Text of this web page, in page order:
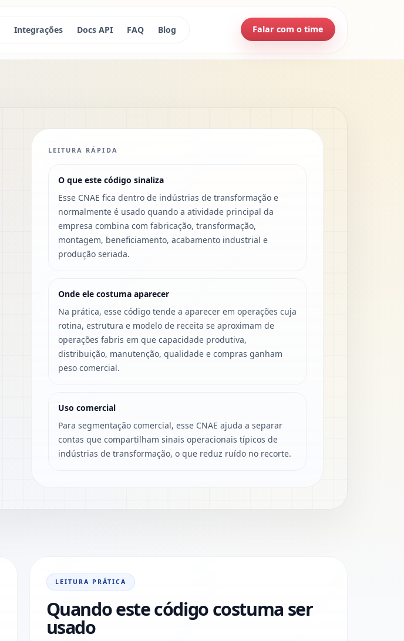
Integrações Docs API FAQ Blog Falar com o time
LEITURA RÁPIDA
O que este código sinaliza
Esse CNAE fica dentro de indústrias de transformação e
normalmente é usado quando a atividade principal da
empresa combina com fabricação, transformação,
montagem, beneficiamento, acabamento industrial e
produção seriada.
Onde ele costuma aparecer
Na prática, esse código tende a aparecer em operações cuja
rotina, estrutura e modelo de receita se aproximam de
operações fabris em que capacidade produtiva,
distribuição, manutenção, qualidade e compras ganham
peso comercial.
Uso comercial
Para segmentação comercial, esse CNAE ajuda a separar
contas que compartilham sinais operacionais típicos de
indústrias de transformação, o que reduz ruído no recorte.
LEITURA PRÁTICA
Quando este código costuma ser
usado